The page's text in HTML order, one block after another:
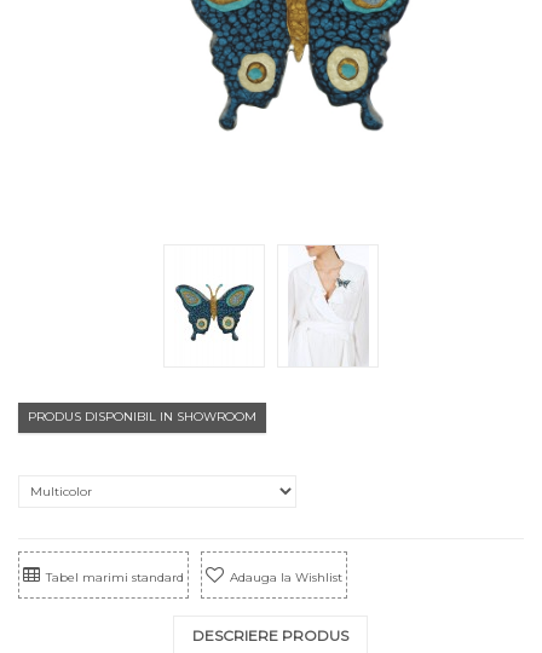
PRODUS DISPONIBIL IN SHOWROOM
Tabel marimi standard Adauga la Wishlist
DESCRIERE PRODUS